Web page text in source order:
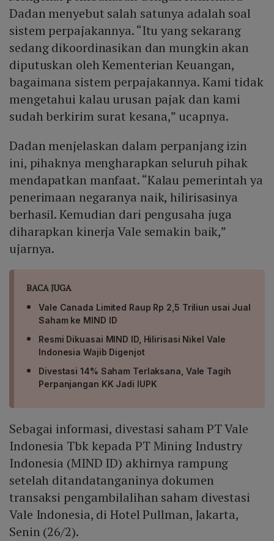
Dadan menyebut salah satunya adalah soal
sistem perpajakannya. “Itu yang sekarang
sedang dikoordinasikan dan mungkin akan
diputuskan oleh Kementerian Keuangan,
bagaimana sistem perpajakannya. Kami tidak
mengetahui kalau urusan pajak dan kami
sudah berkirim surat kesana,” ucapnya.
Dadan menjelaskan dalam perpanjang izin
ini, pihaknya mengharapkan seluruh pihak
mendapatkan manfaat. “Kalau pemerintah ya
penerimaan negaranya naik, hilirisasinya
berhasil. Kemudian dari pengusaha juga
diharapkan kinerja Vale semakin baik,”
ujarnya.
BACA JUGA
Vale Canada Limited Raup Rp 2,5 Triliun usai Jual
Saham ke MIND ID
Resmi Dikuasai MIND ID, Hilirisasi Nikel Vale
Indonesia Wajib Digenjot
Divestasi 14% Saham Terlaksana, Vale Tagih
Perpanjangan KK Jadi IUPK
Sebagai informasi, divestasi saham PT Vale
Indonesia Tbk kepada PT Mining Industry
Indonesia (MIND ID) akhirnya rampung
setelah ditandatanganinya dokumen
transaksi pengambilalihan saham divestasi
Vale Indonesia, di Hotel Pullman, Jakarta,
Senin (26/2).